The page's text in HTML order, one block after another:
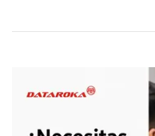
Intensivo
Certificado para
remota integrado. Su
protección contra polvo
optimizado garantiza